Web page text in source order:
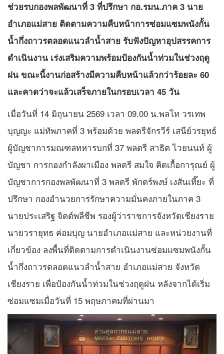
ช่วยรบกองพลพัฒนาที่ 3 ที่ปรึกษา กอ.รมน.ภาค 3 นาย
อำเภอแม่สาย ติดตามความคืบหน้าการซ่อมแซมพนังกั้น
น้ำกึ่งถาวรตลอดแนวลำน้ำสาย รับฟังปัญหาอุปสรรคการ
ดำเนินงาน เร่งเสริมความพร้อมป้องกันน้ำท่วมในช่วงฤดู
ฝน ขณะนี้งานก่อสร้างมีความคืบหน้าแล้วกว่าร้อยละ 60
และคาดว่าจะแล้วเสร็จภายในกรอบเวลา 45 วัน
เมื่อวันที่ 14 มิถุนายน 2569 เวลา 09.00 น.พลโท วรเทพ
บุญญะ แม่ทัพภาคที่ 3 พร้อมด้วย พลตรีจักรวีร์ เสนีย์วรยุทธ์
ผู้บัญชาการมณฑลทหารบกที่ 37 พลตรี สาธิต ไวยนนท์ ผู้
บัญชา การกองกำลังผาเมือง พลตรี สมใจ คิดเกื้อการุณย์ ผู้
บัญชาการกองพลพัฒนาที่ 3 พลตรี พักตร์พงษ์ เงสันเที๊ยะ ที่
ปรึกษา กองอำนวยการรักษาความมั่นคงภายในภาค 3
นายประเสริฐ จิตต์พลีชีพ รองผู้ว่าราชการจังหวัดเชียงราย
นายวรายุทธ ค่อมบุญ นายอำเภอแม่สาย และหน่วยงานที่
เกี่ยวข้อง ลงพื้นที่ติดตามการดำเนินงานซ่อมแซมพนังกั้น
น้ำกึ่งถาวรตลอดแนวลำน้ำสาย อำเภอแม่สาย จังหวัด
เชียงราย เพื่อป้องกันน้ำท่วมในช่วงฤดูฝน หลังจากได้เริ่ม
ซ่อมแซมเมื่อวันที่ 15 พฤษภาคมที่ผ่านมา